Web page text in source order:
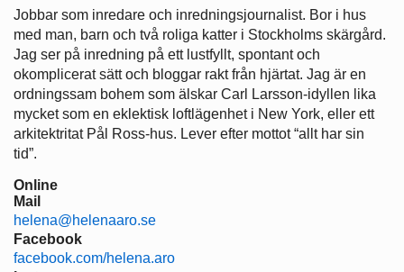
Jobbar som inredare och ­inredningsjournalist. Bor i hus
med man, barn och två roliga katter i ­Stockholms skärgård.
Jag ser på ­inredning på ett lustfyllt, spontant och
okomplicerat sätt och bloggar rakt från hjärtat. Jag är en
ordningssam bohem som älskar Carl Larsson-idyllen lika
mycket som en eklektisk loftlägenhet i New York, eller ett
arkitektritat Pål Ross-hus. Lever efter mottot “allt har sin
tid”.
Online
Mail
helena@helenaaro.se
Facebook
facebook.com/helena.aro